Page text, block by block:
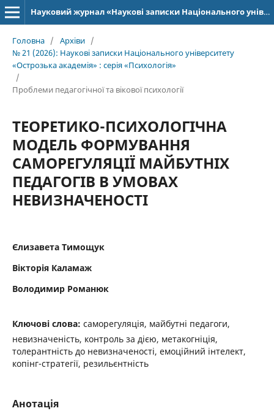
Науковий журнал «Наукові записки Національного університету «Острозька академія»: серія «Психологія»
Головна / Архіви /
№ 21 (2026): Наукові записки Національного ­уні­верситету
«Острозька академія» : серія «Психологія»
/
Проблеми педагогічної та вікової психології
ТЕОРЕТИКО-ПСИХОЛОГІЧНА
МОДЕЛЬ ФОРМУВАННЯ
САМОРЕГУЛЯЦІЇ МАЙБУТНІХ
ПЕДАГОГІВ В УМОВАХ
НЕВИЗНАЧЕНОСТІ
Єлизавета Тимощук
Вікторія Каламаж
Володимир Романюк
Ключові слова: саморегуляція, майбутні педагоги,
невизначеність, контроль за дією, метакогніція,
толерантність до невизначеності, емоційний інтелект,
копінг-стратегії, резильєнтність
Анотація